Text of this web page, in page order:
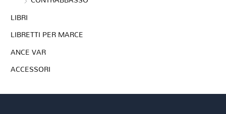
LIBRI
LIBRETTI PER MARCE
ANCE VAR
ACCESSORI